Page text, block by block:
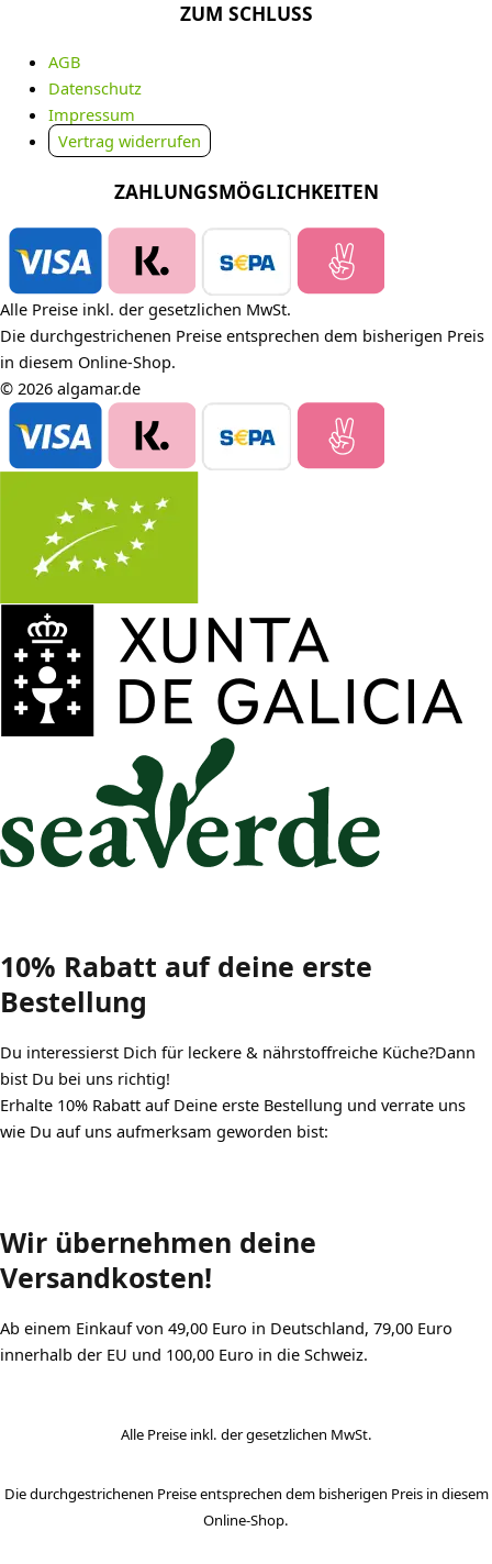
ZUM SCHLUSS
AGB
Datenschutz
Impressum
Vertrag widerrufen
ZAHLUNGSMÖGLICHKEITEN
Alle Preise inkl. der gesetzlichen MwSt.
Die durchgestrichenen Preise entsprechen dem bisherigen Preis
in diesem Online-Shop.
© 2026 algamar.de
10% Rabatt auf deine erste
Bestellung
Du interessierst Dich für leckere & nährstoffreiche Küche?Dann
bist Du bei uns richtig!
Erhalte 10% Rabatt auf Deine erste Bestellung und verrate uns
wie Du auf uns aufmerksam geworden bist:
Wir übernehmen deine
Versandkosten!
Ab einem Einkauf von 49,00 Euro in Deutschland, 79,00 Euro
innerhalb der EU und 100,00 Euro in die Schweiz.
Alle Preise inkl. der gesetzlichen MwSt.
Die durchgestrichenen Preise entsprechen dem bisherigen Preis in diesem
Online-Shop.